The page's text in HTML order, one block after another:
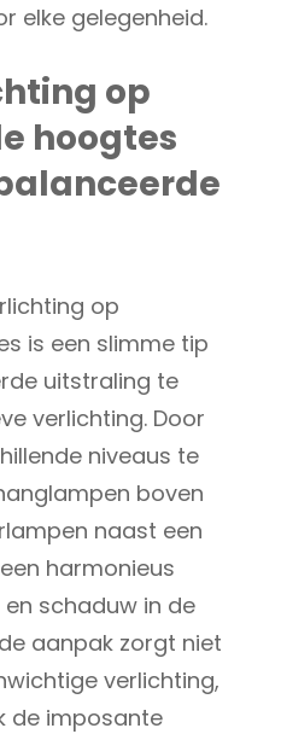
elke gelegenheid.
op
hoogtes
op
is een slimme tip
uitstraling te
verlichting. Door
niveaus te
boven
naast een
harmonieus
schaduw in de
aanpak zorgt niet
verlichting,
de imposante